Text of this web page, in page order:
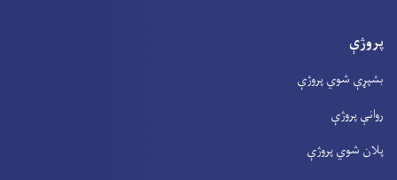
پروژې
بشپړې شوي پروژې
روانې پروژې
پلان شوي پروژې